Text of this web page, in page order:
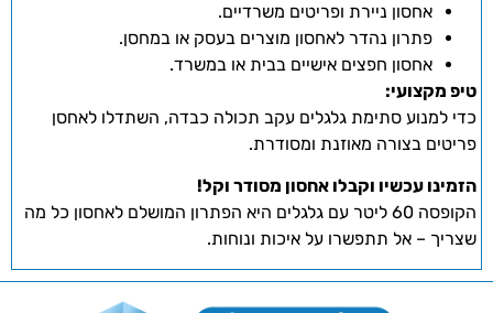
אחסון ניירת ופריטים משרדיים.
פתרון נהדר לאחסון מוצרים בעסק או במחסן.
אחסון חפצים אישיים בבית או במשרד.
טיפ מקצועי:
כדי למנוע סתימת גלגלים עקב תכולה כבדה, השתדלו לאחסן
פריטים בצורה מאוזנת ומסודרת.
הזמינו עכשיו וקבלו אחסון מסודר וקל!
הקופסה 60 ליטר עם גלגלים היא הפתרון המושלם לאחסון כל מה
שצריך – אל תתפשרו על איכות ונוחות.